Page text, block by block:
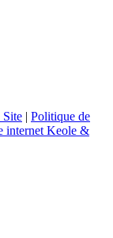
Site | Politique de
internet Keole &